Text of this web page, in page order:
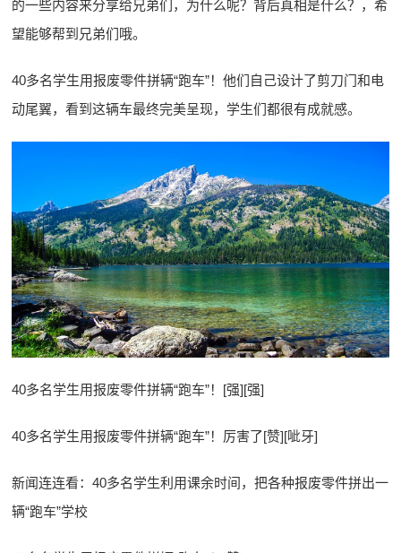
的一些内容来分享给兄弟们，为什么呢？背后真相是什么？，希
望能够帮到兄弟们哦。
40多名学生用报废零件拼辆“跑车”！他们自己设计了剪刀门和电
动尾翼，看到这辆车最终完美呈现，学生们都很有成就感。
40多名学生用报废零件拼辆“跑车”！[强][强]
40多名学生用报废零件拼辆“跑车”！厉害了[赞][呲牙]
新闻连连看：40多名学生利用课余时间，把各种报废零件拼出一
辆“跑车”学校